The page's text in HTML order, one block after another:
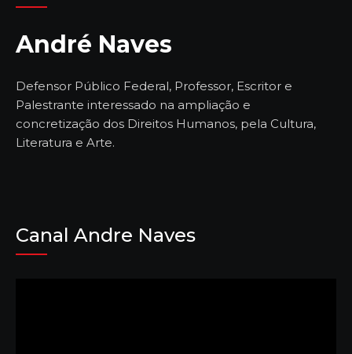
André Naves
Defensor Público Federal, Professor, Escritor e
Palestrante interessado na ampliação e
concretização dos Direitos Humanos, pela Cultura,
Literatura e Arte.
Canal Andre Naves